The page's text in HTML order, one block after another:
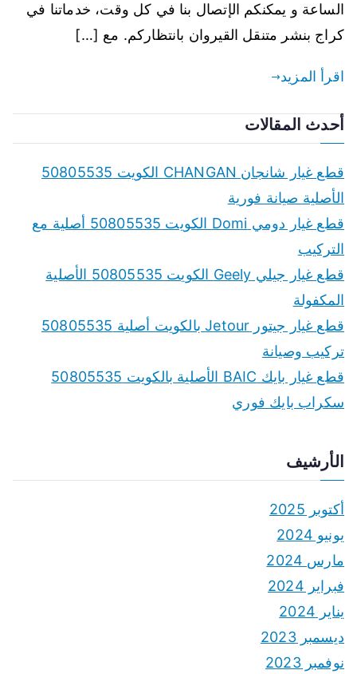
الساعة و يمكنكم الإتصال بنا في كل وقت، خدماتنا في
كراج بنشر متنقل القيروان بانتظاركم. مع […]
اقرأ المزيد
أحدث المقالات
قطع غيار شانجان CHANGAN الكويت 50805535
الأصلية صيانة فورية
قطع غيار دومي Domi الكويت 50805535 أصلية مع
التركيب
قطع غيار جيلي Geely الكويت 50805535 الأصلية
المكفولة
قطع غيار جيتور Jetour بالكويت أصلية 50805535
تركيب وصيانة
قطع غيار بايك BAIC الأصلية بالكويت 50805535
سكراب بايك فوري
الأرشيف
أكتوبر 2025
يونيو 2024
مارس 2024
فبراير 2024
يناير 2024
ديسمبر 2023
نوفمبر 2023